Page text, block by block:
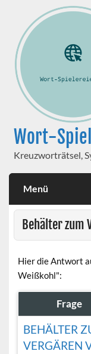
Wort-
Kreuzworträtsel,
Menü
Behälter zum
Hier die Antwort
Weißkohl":
Frage
BEHÄLTER
VERGÄREN